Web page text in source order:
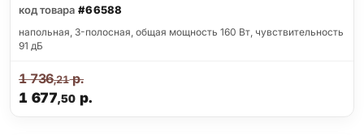
код товара #66588
напольная, 3-полосная, общая мощность 160 Вт, чувствительность
91 дБ
1 677,50 р.
1 736,21р.